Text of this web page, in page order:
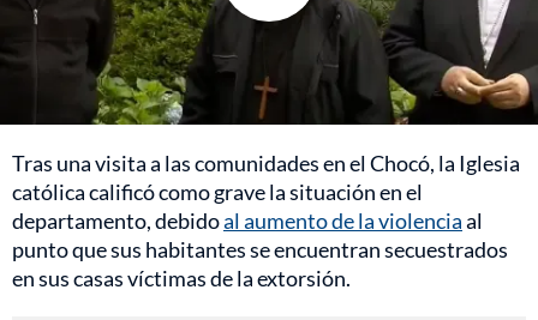
Tras una visita a las comunidades en el Chocó, la Iglesia
católica calificó como grave la situación en el
departamento, debidoal aumento de la violenciaal
punto que sus habitantes se encuentran secuestrados
en sus casas víctimas de la extorsión.